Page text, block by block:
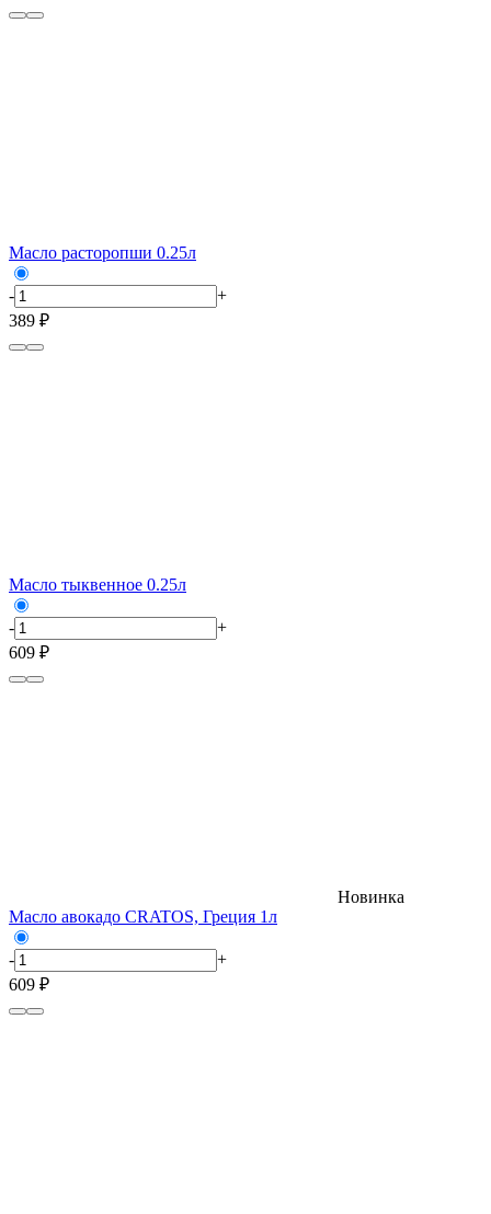
Масло расторопши 0.25л
-
+
389 ₽
Масло тыквенное 0.25л
-
+
609 ₽
Новинка
Масло авокадо CRATOS, Греция 1л
-
+
609 ₽